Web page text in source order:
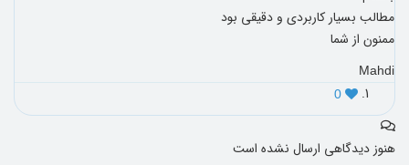
مطالب بسیار کاربردی و دقیقی بود
ممنون از شما
Mahdi
0
هنوز دیدگاهی ارسال نشده است